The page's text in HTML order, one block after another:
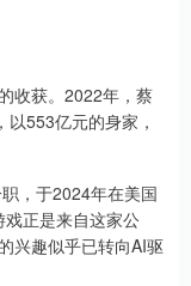
收获。2022年，蔡
553亿元的身家，
，于2024年在美国
正是来自这家公
兴趣似乎已转向AI驱